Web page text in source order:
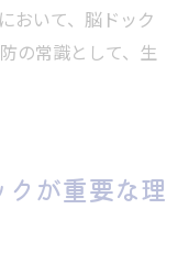
おいて、脳ドック
の常識として、生
が重要な理